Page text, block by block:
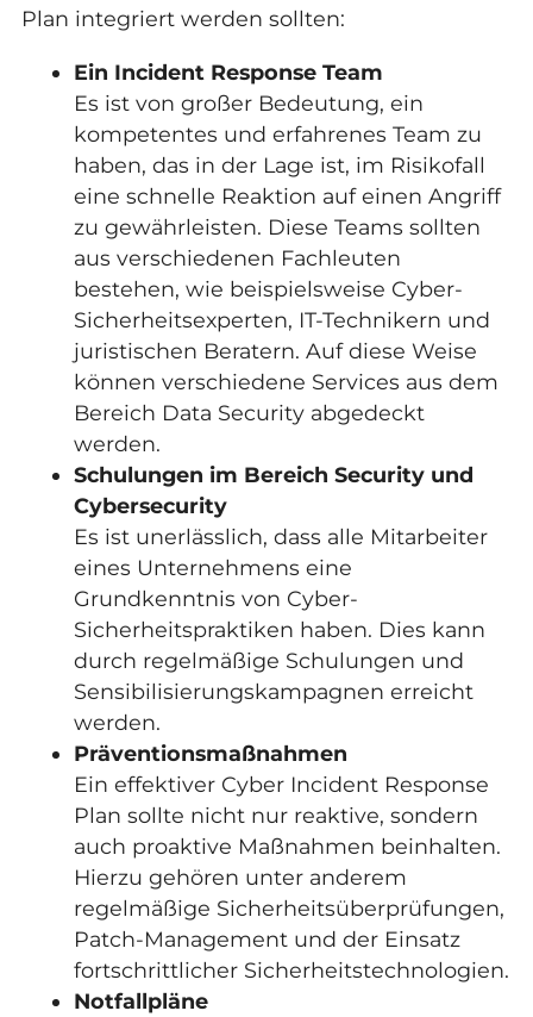
Plan integriert werden sollten:
Ein Incident Response Team
Es ist von großer Bedeutung, ein
kompetentes und erfahrenes Team zu
haben, das in der Lage ist, im Risikofall
eine schnelle Reaktion auf einen Angriff
zu gewährleisten. Diese Teams sollten
aus verschiedenen Fachleuten
bestehen, wie beispielsweise Cyber-
Sicherheitsexperten, IT-Technikern und
juristischen Beratern. Auf diese Weise
können verschiedene Services aus dem
Bereich Data Security abgedeckt
werden.
Schulungen im Bereich Security und
Cybersecurity
Es ist unerlässlich, dass alle Mitarbeiter
eines Unternehmens eine
Grundkenntnis von Cyber-
Sicherheitspraktiken haben. Dies kann
durch regelmäßige Schulungen und
Sensibilisierungskampagnen erreicht
werden.
Präventionsmaßnahmen
Ein effektiver Cyber Incident Response
Plan sollte nicht nur reaktive, sondern
auch proaktive Maßnahmen beinhalten.
Hierzu gehören unter anderem
regelmäßige Sicherheitsüberprüfungen,
Patch-Management und der Einsatz
fortschrittlicher Sicherheitstechnologien.
Notfallpläne